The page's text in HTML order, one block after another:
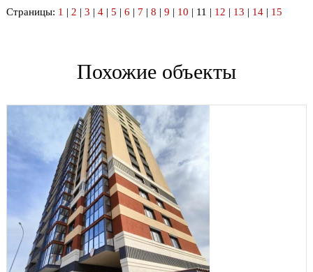
Страницы: 1 | 2 | 3 | 4| 5 | 6 | 7 | 8 | 9 | 10 | 11 | 12 | 13 | 14| 15
Похожие объекты